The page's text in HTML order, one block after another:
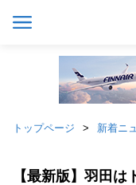
トップページ 新着ニ
【最新版】羽田